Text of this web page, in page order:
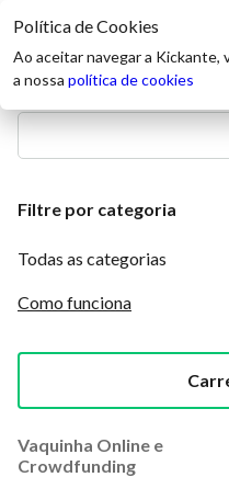
Vaquinha Online e
Crowdfunding
Filtre por categoria
Todas as categorias
Como funciona
Política de Cookies
Ao aceitar navegar a Kickante,
a nossa política de cookies